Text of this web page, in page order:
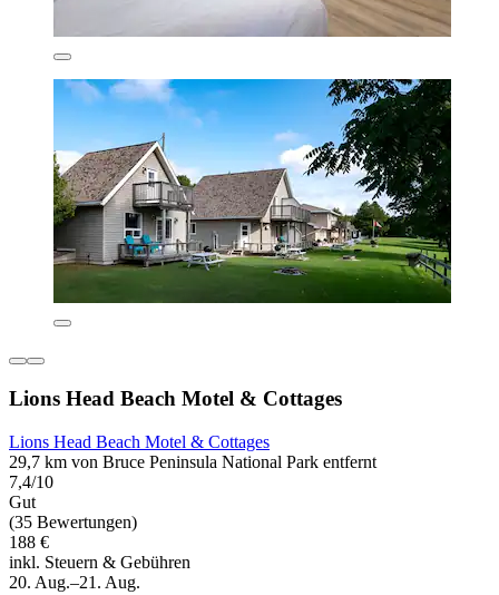
Lions Head Beach Motel & Cottages
Lions Head Beach Motel & Cottages
29,7 km von Bruce Peninsula National Park entfernt
7,4/10
Gut
(35 Bewertungen)
188 €
inkl. Steuern & Gebühren
20. Aug.–21. Aug.